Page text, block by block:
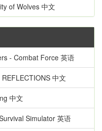
of Wolves 中文
- Combat Force 英语
REFLECTIONS 中文
中文
Simulator 英语